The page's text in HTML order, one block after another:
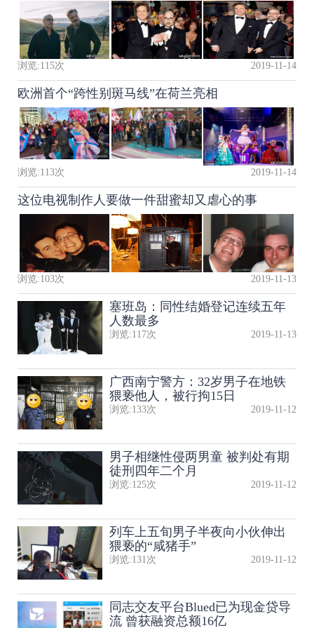
浏览:115次 2019-11-14
欧洲首个“跨性别斑马线”在荷兰亮相
浏览:113次 2019-11-14
这位电视制作人要做一件甜蜜却又虐心的事
浏览:103次 2019-11-13
塞班岛：同性结婚登记连续五年
人数最多
浏览:117次 2019-11-13
广西南宁警方：32岁男子在地铁
猥亵他人，被行拘15日
浏览:133次 2019-11-12
男子相继性侵两男童 被判处有期
徒刑四年二个月
浏览:125次 2019-11-12
列车上五旬男子半夜向小伙伸出
猥亵的“咸猪手”
浏览:131 次 2019-11-12
同志交友平台Blued已为现金贷导
流 曾获融资总额16亿